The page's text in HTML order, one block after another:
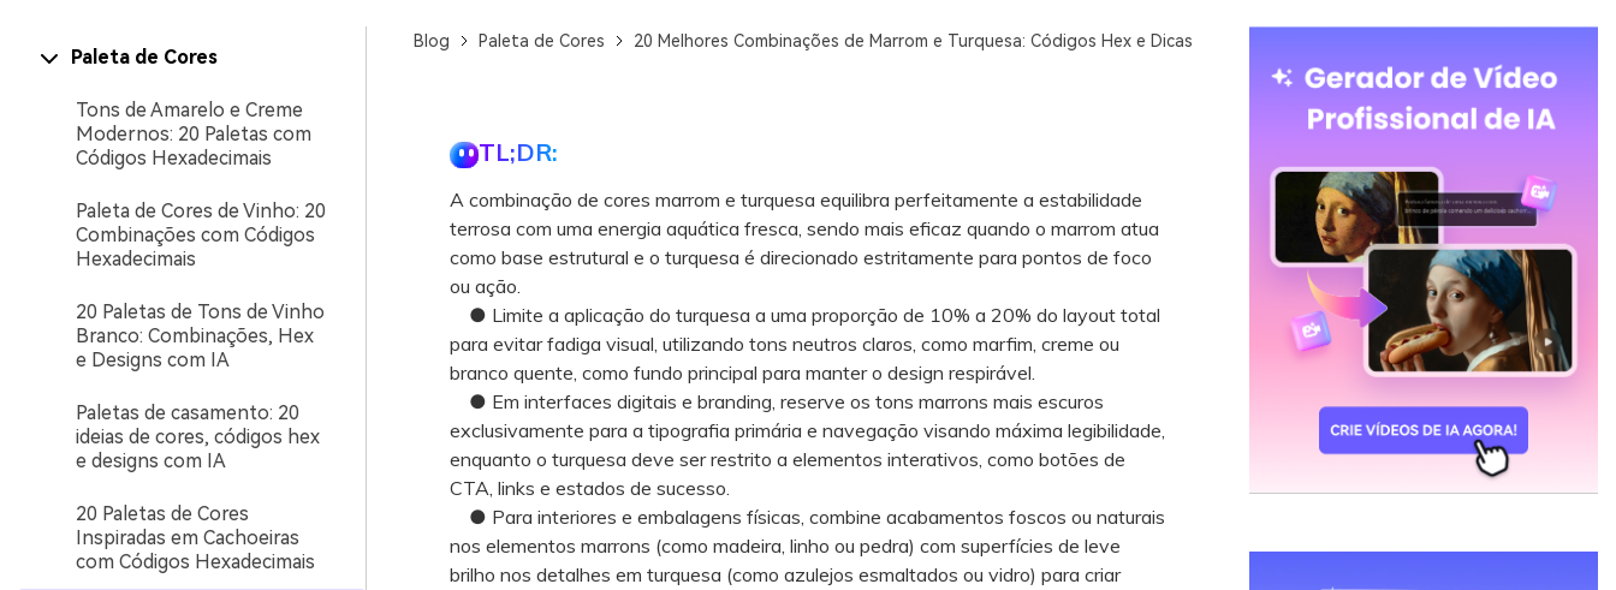
Paleta de Cores
Tons de Amarelo e Creme
Modernos: 20 Paletas com
Códigos Hexadecimais
Paleta de Cores de Vinho: 20
Combinações com Códigos
Hexadecimais
20 Paletas de Tons de Vinho
Branco: Combinações, Hex
e Designs com IA
Paletas de casamento: 20
ideias de cores, códigos hex
e designs com IA
20 Paletas de Cores
Inspiradas em Cachoeiras
com Códigos Hexadecimais
Blog Paleta de Cores 20 Melhores Combinações de Marrom e Turquesa: Códigos Hex e Dicas
TL;DR:
A combinação de cores marrom e turquesa equilibra perfeitamente a estabilidade
terrosa com uma energia aquática fresca, sendo mais eficaz quando o marrom atua
como base estrutural e o turquesa é direcionado estritamente para pontos de foco
ou ação.
● Limite a aplicação do turquesa a uma proporção de 10% a 20% do layout total
para evitar fadiga visual, utilizando tons neutros claros, como marfim, creme ou
branco quente, como fundo principal para manter o design respirável.
● Em interfaces digitais e branding, reserve os tons marrons mais escuros
exclusivamente para a tipografia primária e navegação visando máxima legibilidade,
enquanto o turquesa deve ser restrito a elementos interativos, como botões de
CTA, links e estados de sucesso.
● Para interiores e embalagens físicas, combine acabamentos foscos ou naturais
nos elementos marrons (como madeira, linho ou pedra) com superfícies de leve
brilho nos detalhes em turquesa (como azulejos esmaltados ou vidro) para criar